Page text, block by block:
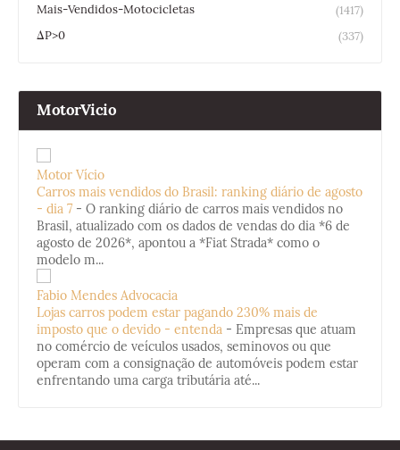
Mais-Vendidos-Motocicletas
(1417)
ΔP>0
(337)
MotorVicio
Motor Vício
Carros mais vendidos do Brasil: ranking diário de agosto
- dia 7 - O ranking diário de carros mais vendidos no
Brasil, atualizado com os dados de vendas do dia *6 de
agosto de 2026*, apontou a *Fiat Strada* como o
modelo m...
Fabio Mendes Advocacia
Lojas carros podem estar pagando 230% mais de
imposto que o devido - entenda - Empresas que atuam
no comércio de veículos usados, seminovos ou que
operam com a consignação de automóveis podem estar
enfrentando uma carga tributária até...